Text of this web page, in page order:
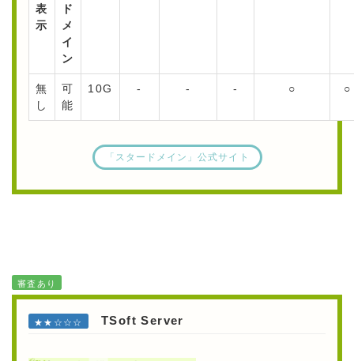
表
示
ド
メ
イ
ン
無
し
可
能
10G - - - ○ ○
「スタードメイン」公式サイト
審査あり
★★☆☆☆ TSoft Server